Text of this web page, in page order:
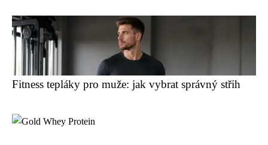
Fitness tepláky pro muže: jak vybrat správný střih